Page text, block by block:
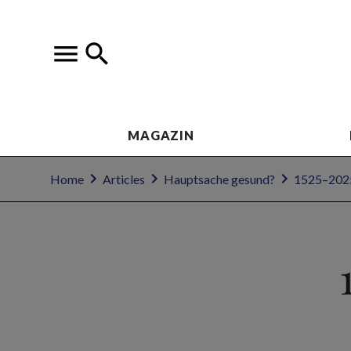
MAGAZIN
Home Articles Hauptsache gesund?